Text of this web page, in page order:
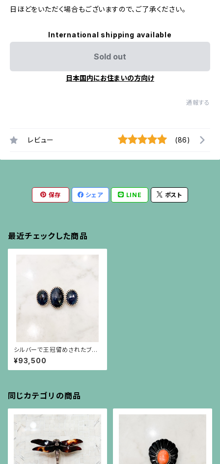
日ほどをいただく場合もございますので、ご了承ください。
International shipping available
Sold out
日本国内にお住まいの方向け
通報する
レビュー (86)
保存 シェア LINE ポスト
最近チェックした商品
シルバーで王冠留めされたブル
ーサファイア（41.91ct）を３つ並
べたブローチ
¥93,500
同じカテゴリの商品